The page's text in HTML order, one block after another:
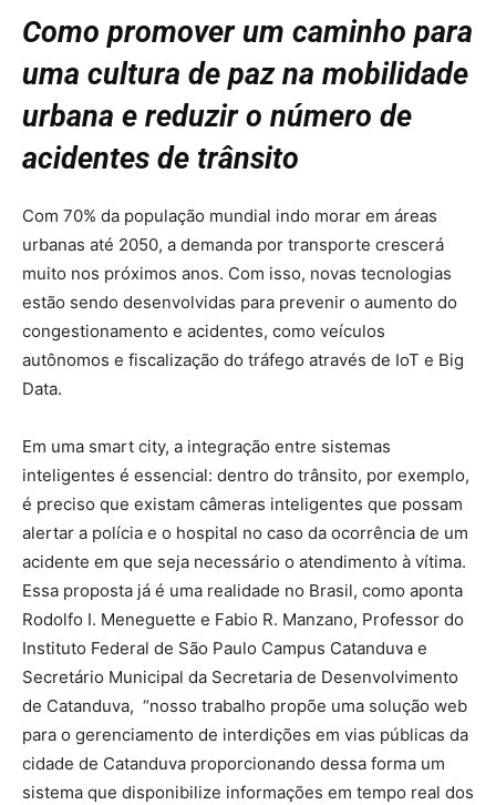
Como promover um caminho para
uma cultura de paz na mobilidade
urbana e reduzir o número de
acidentes de trânsito
Com 70% da população mundial indo morar em áreas
urbanas até 2050, a demanda por transporte crescerá
muito nos próximos anos. Com isso, novas tecnologias
estão sendo desenvolvidas para prevenir o aumento do
congestionamento e acidentes, como veículos
autônomos e fiscalização do tráfego através de IoT e Big
Data.
Em uma smart city, a integração entre sistemas
inteligentes é essencial: dentro do trânsito, por exemplo,
é preciso que existam câmeras inteligentes que possam
alertar a polícia e o hospital no caso da ocorrência de um
acidente em que seja necessário o atendimento à vítima.
Essa proposta já é uma realidade no Brasil, como aponta
Rodolfo I. Meneguette e Fabio R. Manzano, Professor do
Instituto Federal de São Paulo Campus Catanduva e
Secretário Municipal da Secretaria de Desenvolvimento
de Catanduva, “nosso trabalho propõe uma solução web
para o gerenciamento de interdições em vias públicas da
cidade de Catanduva proporcionando dessa forma um
sistema que disponibilize informações em tempo real dos